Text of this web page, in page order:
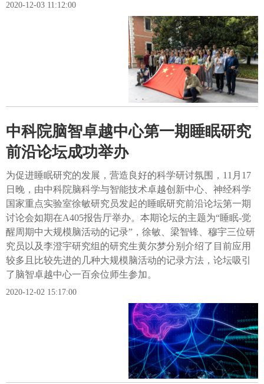
2020-12-03 11:12:00
中科院脑智卓越中心第一期睡眠研究
前沿论坛成功举办
为促进睡眠研究的发展，营造良好的科学研讨氛围，11月17
日晚，由中科院脑科学与智能技术卓越创新中心、神经科学
国家重点实验室徐敏研究员发起的睡眠研究前沿论坛第一期
讨论会如期在A405报告厅举办。本期论坛的主题为“睡眠-觉
醒周期中大规模脑活动的记录”，徐敏、梁智锋、穆宇三位研
究员以及李澄宇研究组的研究生黄尔梦分别介绍了目前应用
较多且比较先进的几种大规模脑活动的记录方法，论坛吸引
了脑智卓越中心一百余位师生参加。
2020-12-02 15:17:00